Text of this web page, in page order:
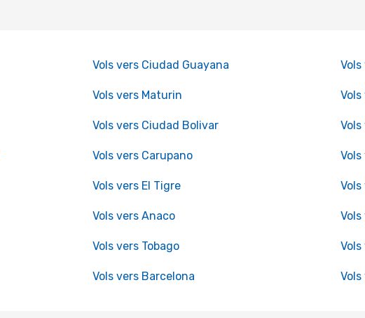
Vols vers Ciudad Guayana
Vols vers Maturin
Vols vers Ciudad Bolivar
Vols vers Carupano Vols
Vols vers El Tigre
Vols vers Anaco
Vols vers Tobago
Vols vers Barcelona